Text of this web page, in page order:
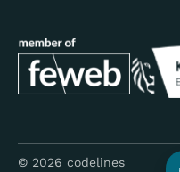
© 2026 codelines